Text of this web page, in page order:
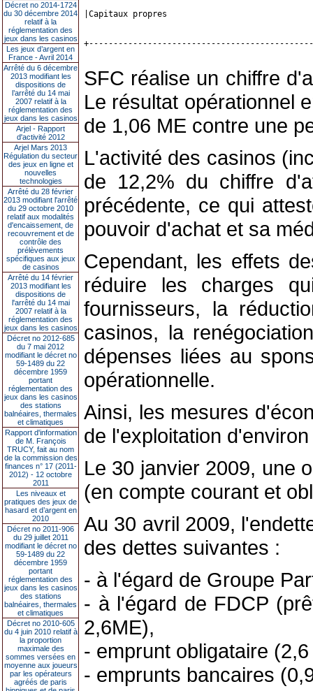
Décret no 2014-1724
du 30 décembre 2014
relatif à la
réglementation des
jeux dans les casinos
Les jeux d’argent en
France - Avril 2014
Arrêté du 6 décembre
2013 modifiant les
dispositions de
l’arrêté du 14 mai
2007 relatif à la
réglementation des
jeux dans les casinos
Arjel - Rapport
d'activité 2012
Arjel Mars 2013
Régulation du secteur
des jeux en ligne et
nouvelles
technologies
Arrêté du 28 février
2013 modifiant l'arrêté
du 29 octobre 2010
relatif aux modalités
d'encaissement, de
recouvrement et de
contrôle des
prélèvements
spécifiques aux jeux
de casinos
Arrêté du 14 février
2013 modifiant les
dispositions de
l'arrêté du 14 mai
2007 relatif à la
réglementation des
jeux dans les casinos
Décret no 2012-685
du 7 mai 2012
modifiant le décret no
59-1489 du 22
décembre 1959
portant
réglementation des
jeux dans les casinos
des stations
balnéaires, thermales
et climatiques
Rapport d'information
de M. François
TRUCY, fait au nom
de la commission des
finances n° 17 (2011-
2012) - 12 octobre
2011
Les niveaux et
pratiques des jeux de
hasard et d’argent en
2010
Décret no 2011-906
du 29 juillet 2011
modifiant le décret no
59-1489 du 22
décembre 1959
portant
réglementation des
jeux dans les casinos
des stations
balnéaires, thermales
et climatiques
Décret no 2010-605
du 4 juin 2010 relatif à
la proportion
maximale des
sommes versées en
moyenne aux joueurs
par les opérateurs
agréés de paris
|Capitaux propres
SFC réalise un chiffre
Le résultat opérationnel
de 1,06 ME contre une
L'activité des casinos
de 12,2% du chiffre
précédente, ce qui
pouvoir d'achat et sa
Cependant, les effets
réduire les charges
fournisseurs, la
casinos, la
dépenses liées au
opérationnelle.
Ainsi, les mesures
de l'exploitation
Le 30 janvier 2009, une
(en compte courant et
Au 30 avril 2009,
des dettes suivantes :
- à l'égard de Groupe
- à l'égard de FDCP
2,6ME),
- emprunt obligataire
- emprunts bancaires